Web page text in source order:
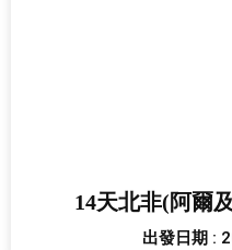
14天北非(阿爾
出發日期 :